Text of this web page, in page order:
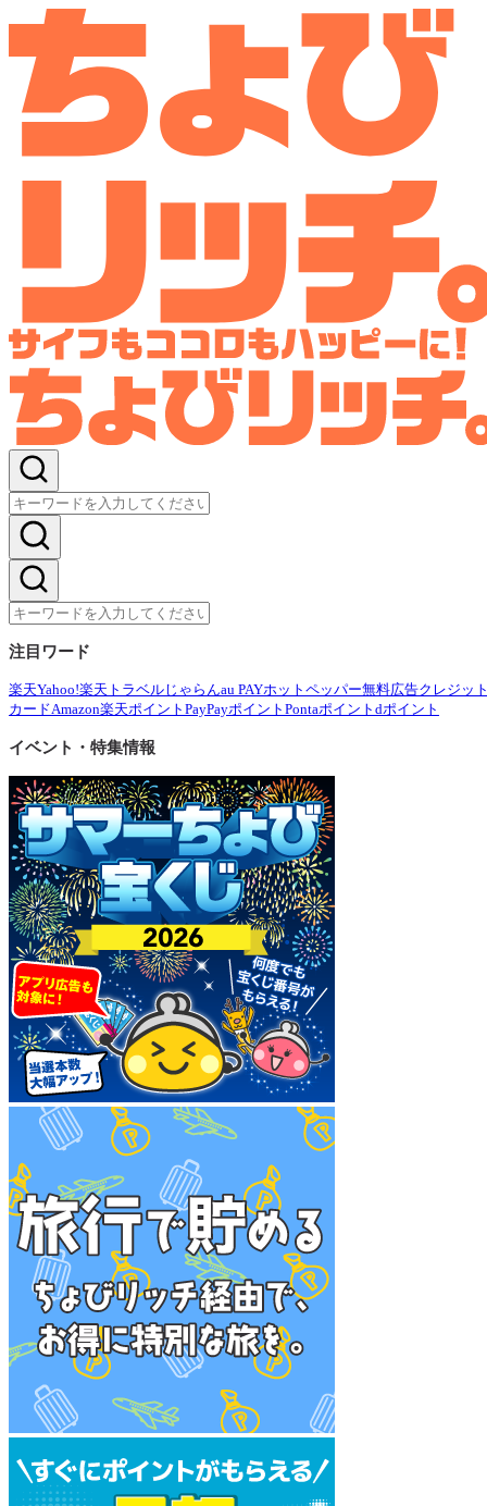
注目ワード
楽天Yahoo!楽天トラベル じゃらんau PAYホットペッパー無料広告クレジッ
カードAmazon楽天ポイント PayPayポイント Pontaポイント dポイント
イベント・特集情報